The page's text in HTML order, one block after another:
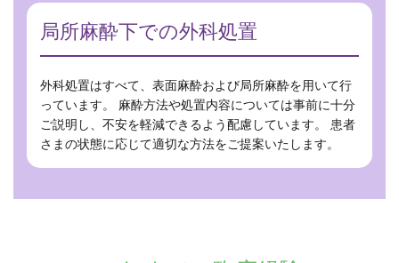
局所麻酔下での外科処置
外科処置はすべて、表面麻酔および局所麻酔を用いて行
っています。 麻酔方法や処置内容については事前に十分
ご説明し、不安を軽減できるよう配慮しています。 患者
さまの状態に応じて適切な方法をご提案いたします。